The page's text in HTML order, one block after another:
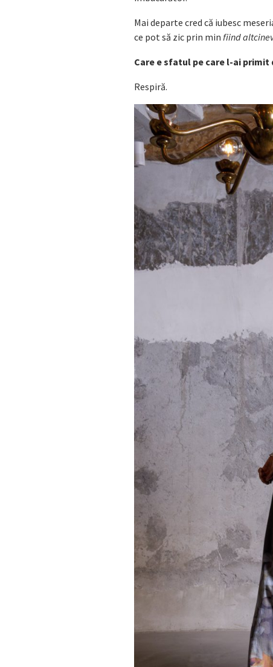
Mai departe cred că iubesc
ce pot să zic prin min fiind
Care e sfatul pe care l-ai primit
Respiră.